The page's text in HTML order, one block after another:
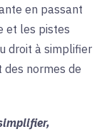
en passant
et les pistes
droit à simplifier
normes de